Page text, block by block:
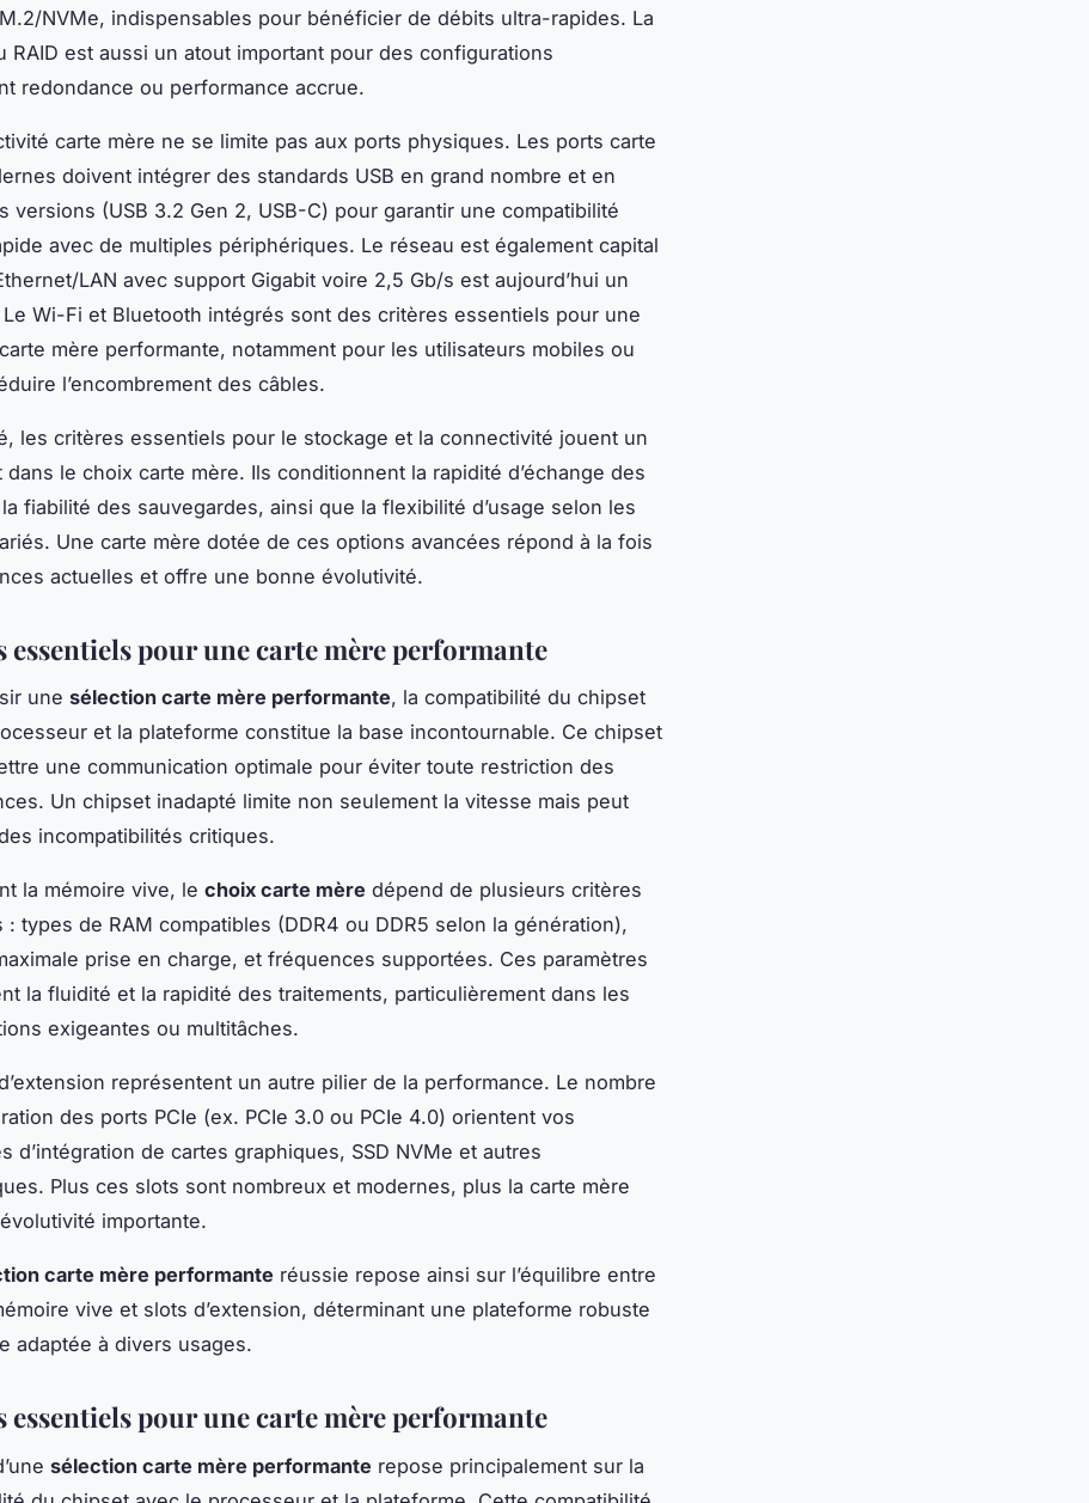
NVMe, indispensables pour bénéficier de débits ultra-rapides. La
RAID est aussi un atout important pour des configurations
redondance ou performance accrue.
carte mère ne se limite pas aux ports physiques. Les ports carte
doivent intégrer des standards USB en grand nombre et en
versions (USB 3.2 Gen 2, USB-C) pour garantir une compatibilité
avec de multiples périphériques. Le réseau est également capital
LAN avec support Gigabit voire 2,5 Gb/s est aujourd’hui un
Le Wi-Fi et Bluetooth intégrés sont des critères essentiels pour une
mère performante, notamment pour les utilisateurs mobiles ou
l’encombrement des câbles.
les critères essentiels pour le stockage et la connectivité jouent un
dans le choix carte mère. Ils conditionnent la rapidité d’échange des
fiabilité des sauvegardes, ainsi que la flexibilité d’usage selon les
Une carte mère dotée de ces options avancées répond à la fois
actuelles et offre une bonne évolutivité.
essentiels pour une carte mère performante
une sélection carte mère performante, la compatibilité du chipset
et la plateforme constitue la base incontournable. Ce chipset
une communication optimale pour éviter toute restriction des
Un chipset inadapté limite non seulement la vitesse mais peut
incompatibilités critiques.
la mémoire vive, le choix carte mère dépend de plusieurs critères
: types de RAM compatibles (DDR4 ou DDR5 selon la génération),
prise en charge, et fréquences supportées. Ces paramètres
la fluidité et la rapidité des traitements, particulièrement dans les
exigeantes ou multitâches.
représentent un autre pilier de la performance. Le nombre
des ports PCIe (ex. PCIe 3.0 ou PCIe 4.0) orientent vos
d’intégration de cartes graphiques, SSD NVMe et autres
Plus ces slots sont nombreux et modernes, plus la carte mère
importante.
carte mère performante réussie repose ainsi sur l’équilibre entre
vive et slots d’extension, déterminant une plateforme robuste
adaptée à divers usages.
essentiels pour une carte mère performante
sélection carte mère performante repose principalement sur la